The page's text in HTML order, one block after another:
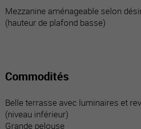
Mezzanine aménageable selon
(hauteur de plafond basse)
Commodités
Belle terrasse avec luminaires et
(niveau inférieur)
Grande pelouse